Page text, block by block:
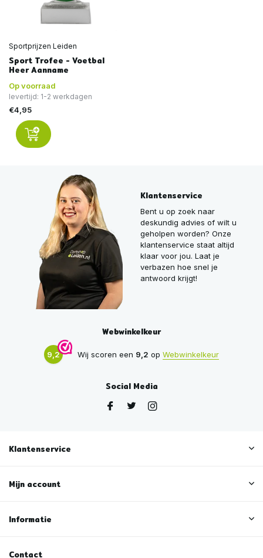
Sportprijzen Leiden
Sport Trofee - Voetbal
Heer Aanname
Op voorraad
levertijd: 1-2 werkdagen
€4,95
Klantenservice
Bent u op zoek naar
deskundig advies of wilt u
geholpen worden? Onze
klantenservice staat altijd
klaar voor jou. Laat je
verbazen hoe snel je
antwoord krijgt!
Webwinkelkeur
9,2 Wij scoren een 9,2 op Webwinkelkeur
Social Media
Klantenservice
Mijn account
Informatie
Contact